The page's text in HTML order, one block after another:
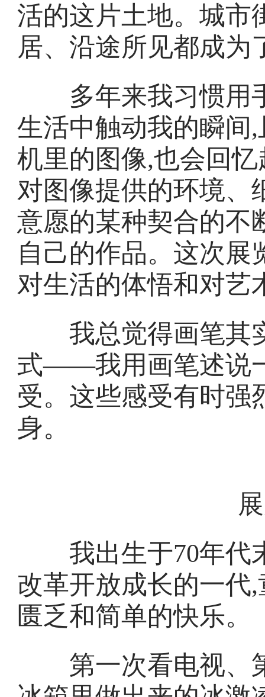
活的这片土地。城市
居、沿途所见都成为
多年来我习惯用
生活中触动我的瞬间
机里的图像,也会回
对图像提供的环境、
意愿的某种契合的不
自己的作品。这次展
对生活的体悟和对艺
我总觉得画笔其
式——我用画笔述说
受。这些感受有时强
身。
我出生于70年代
改革开放成长的一代
匮乏和简单的快乐。
第一次看电视、